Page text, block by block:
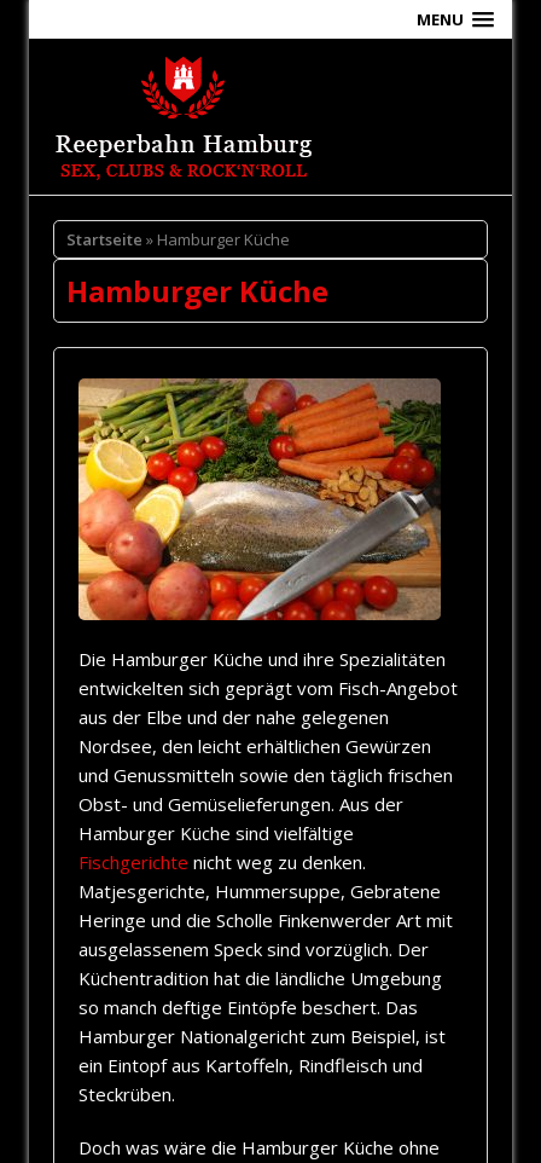
MENU
Startseite » Hamburger Küche
Hamburger Küche
Die Hamburger Küche und ihre Spezialitäten
entwickelten sich geprägt vom Fisch-Angebot
aus der Elbe und der nahe gelegenen
Nordsee, den leicht erhältlichen Gewürzen
und Genussmitteln sowie den täglich frischen
Obst- und Gemüselieferungen. Aus der
Hamburger Küche sind vielfältige
Fischgerichte nicht weg zu denken.
Matjesgerichte, Hummersuppe, Gebratene
Heringe und die Scholle Finkenwerder Art mit
ausgelassenem Speck sind vorzüglich. Der
Küchentradition hat die ländliche Umgebung
so manch deftige Eintöpfe beschert. Das
Hamburger Nationalgericht zum Beispiel, ist
ein Eintopf aus Kartoffeln, Rindfleisch und
Steckrüben.
Doch was wäre die Hamburger Küche ohne